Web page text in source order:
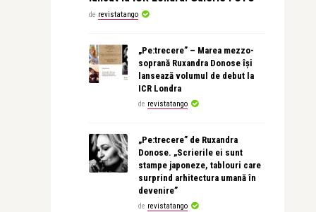
de revistatango
„Pe:trecere” – Marea mezzo-
soprană Ruxandra Donose își
lansează volumul de debut la
ICR Londra
de revistatango
„Pe:trecere” de Ruxandra
Donose. „Scrierile ei sunt
stampe japoneze, tablouri care
surprind arhitectura umană în
devenire”
de revistatango